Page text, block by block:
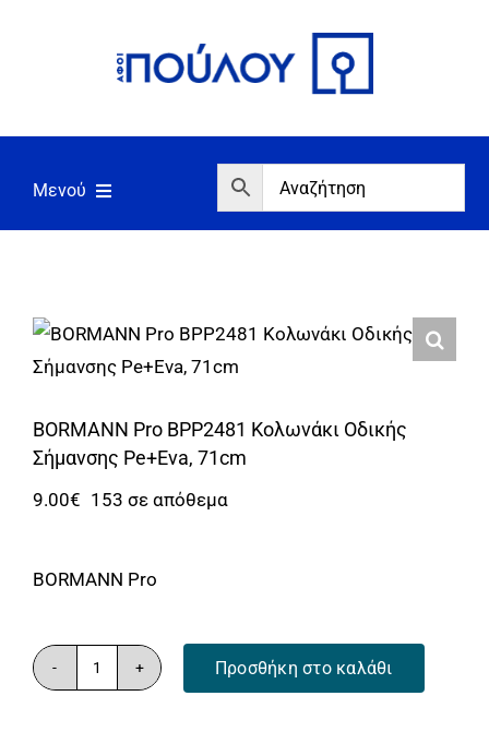
Μενού
Σπίτι/Κήπος/Αγροτικά
Γεννήτριες/Συγκόλληση
Αναλώσιμα
Περισσότερα
BORMANN Pro BPP2481 Κολωνάκι Οδικής
Σήμανσης Pe+Eva, 71cm
9.00€ 153 σε απόθεμα
BORMANN Pro
BORMANN
Προσθήκη στο καλάθι